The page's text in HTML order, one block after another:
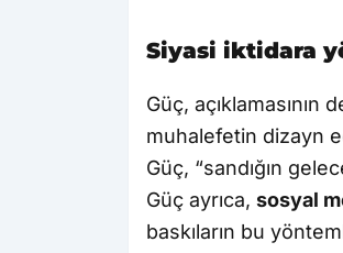
Siyasi iktidara
Güç,
muhalefetin dizayn
Güç, “sandığın
Güç ayrıca, sosyal
baskıların bu